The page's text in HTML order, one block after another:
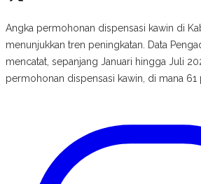
Angka permohonan dispensasi kawin di
menunjukkan tren peningkatan. Data
mencatat, sepanjang Januari hingga Juli
permohonan dispensasi kawin, di mana 61